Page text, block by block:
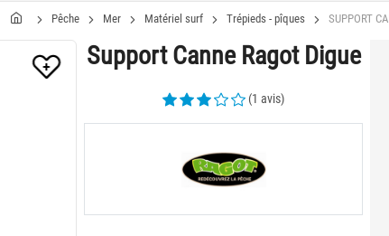
Pêche Mer Matériel surf Trépieds - pîques SUPPORT
Support Canne Ragot Digue
(1 avis)